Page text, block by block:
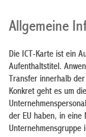
Allgemeine
Die ICT-Karte ist ein
Aufenthaltstitel.
Transfer innerhalb der
Konkret geht es um
der EU haben, in eine
Unternehmensgruppe